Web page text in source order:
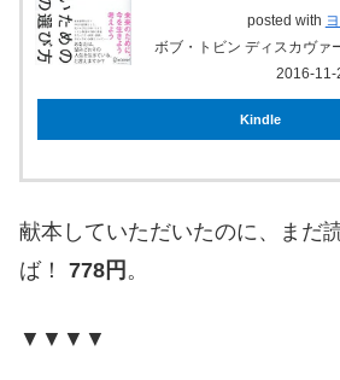
posted with
ボブ・トビン ディスカヴァ
2016-11-
Kindle
献本していただいたのに、まだ
ば！ 778円 。
▼▼▼▼